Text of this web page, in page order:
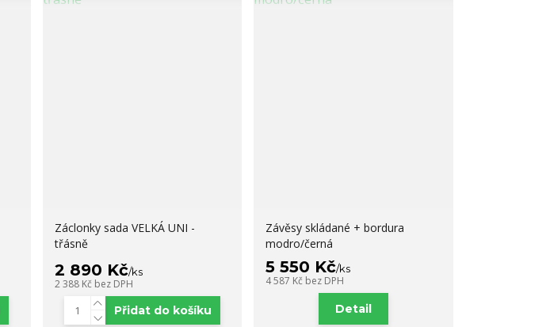
Záclonky sada VELKÁ UNI -
třásně
2 890 Kč/ks
2 388 Kč bez DPH
Přidat do košíku
Závěsy skládané + bordura
modro/černá
5 550 Kč/ks
4 587 Kč bez DPH
Detail